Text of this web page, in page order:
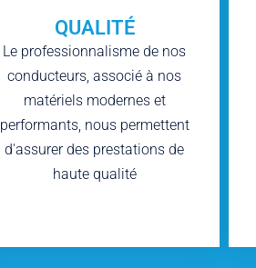
QUALITÉ
Le professionnalisme de nos
conducteurs, associé à nos
matériels modernes et
performants, nous permettent
d'assurer des prestations de
haute qualité